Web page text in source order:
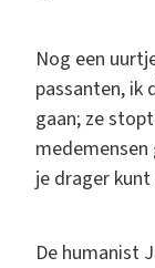
Nog een
passanten, ik
gaan; ze
je drager
De humanist